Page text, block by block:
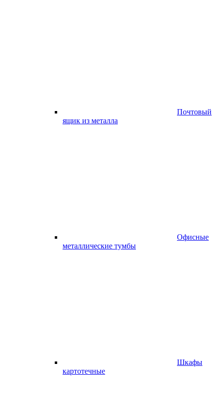
Почтовый
ящик из металла
Офисные
металлические тумбы
Шкафы
картотечные